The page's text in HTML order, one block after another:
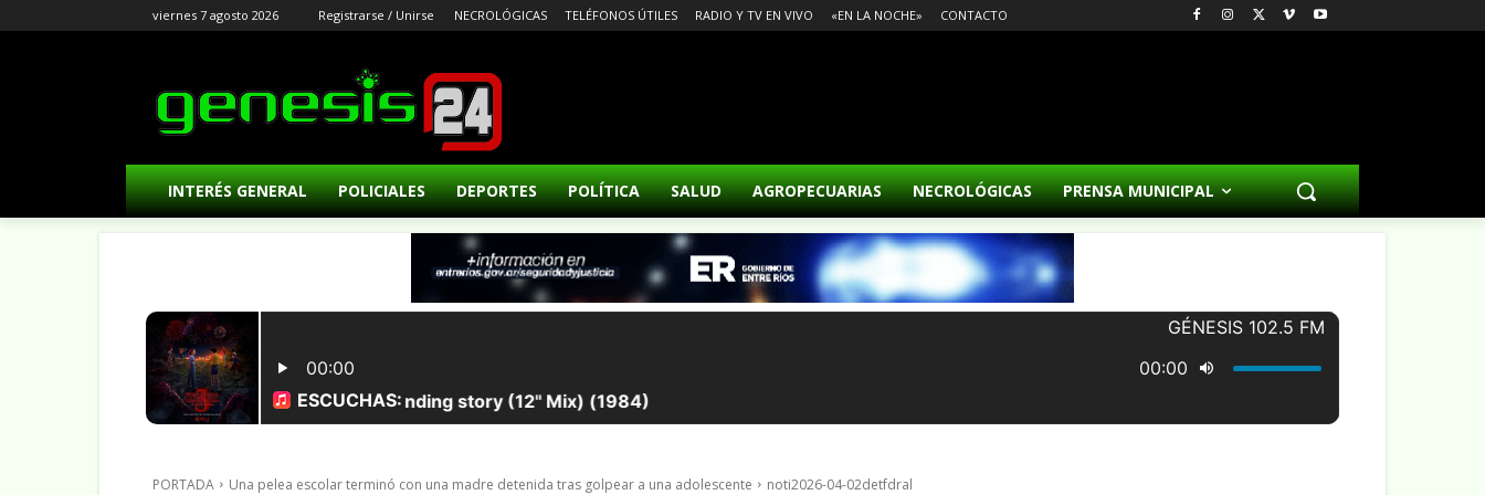
viernes 7 agosto 2026 Registrarse / Unirse NECROLÓGICAS TELÉFONOS ÚTILES RADIO Y TV EN VIVO «EN LA NOCHE» CONTACTO
INTERÉS GENERAL POLICIALES DEPORTES POLÍTICA SALUD AGROPECUARIAS NECROLÓGICAS PRENSA MUNICIPAL
PORTADA Una pelea escolar terminó con una madre detenida tras golpear a una adolescente noti2026-04-02detfdral